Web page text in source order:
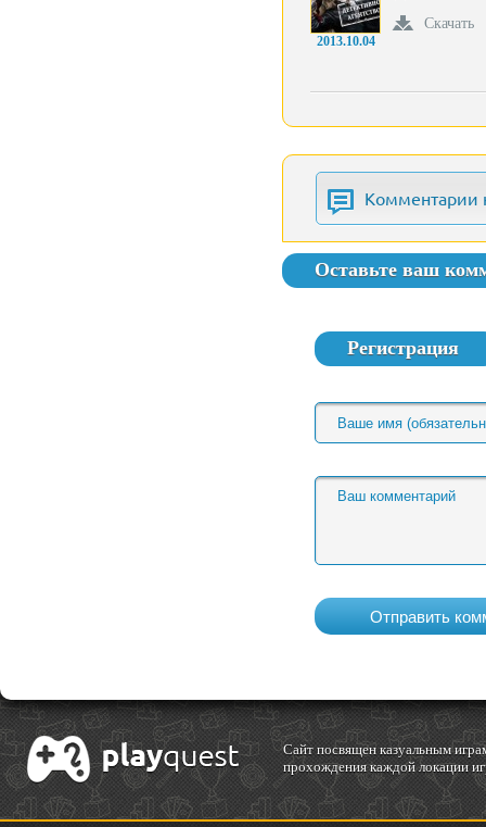
2013.10.04
Скачать
Комментарии
Оставьте ваш
Регистрация
Cайт посвящен казуальным
прохождения каждой локации